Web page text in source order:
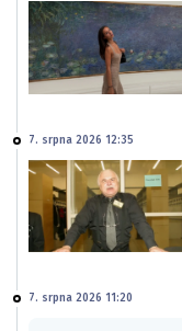
7. srpna 2026 12:35
7. srpna 2026 11:20